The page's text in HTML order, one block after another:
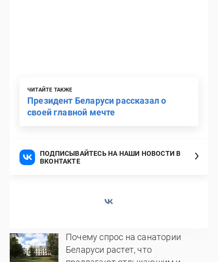
ЧИТАЙТЕ ТАКЖЕ
Президент Беларуси рассказал о
своей главной мечте
ПОДПИСЫВАЙТЕСЬ НА НАШИ НОВОСТИ В
ВКОНТАКТЕ
Почему спрос на санатории
Беларуси растет, что